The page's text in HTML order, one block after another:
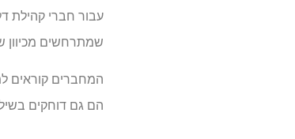
עבור חברי קהילת
שמתרחשים מכיוון
המחברים קוראים
הם גם דוחקים